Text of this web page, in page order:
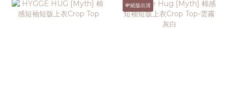
💸絕版出清